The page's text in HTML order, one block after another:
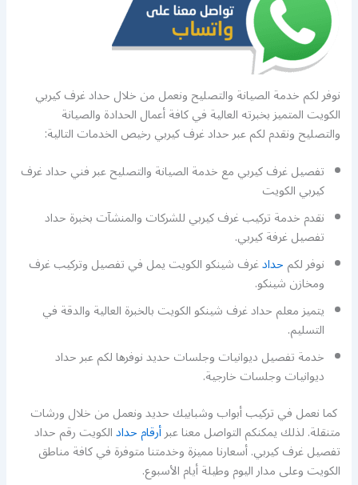
نوفر لكم خدمة الصيانة والتصليح ونعمل من خلال حداد غرف كيربي
الكويت المتميز بخبرته العالية في كافة أعمال الحدادة والصيانة
والتصليح ونقدم لكم عبر حداد غرف كيربي رخيص الخدمات التالية:
تفصيل غرف كيربي مع خدمة الصيانة والتصليح عبر فني حداد غرف
كيربي الكويت
نقدم خدمة تركيب غرف كيربي للشركات والمنشآت بخبرة حداد
تفصيل غرفة كيربي.
نوفر لكمحدادغرف شينكو الكويت يمل في تفصيل وتركيب غرف
ومخازن شينكو.
يتميز معلم حداد غرف شينكو الكويت بالخبرة العالية والدقة في
التسليم.
خدمة تفصيل ديوانيات وجلسات حديد نوفرها لكم عبر حداد
ديوانيات وجلسات خارجية.
كما نعمل في تركيب أبواب وشبابيك حديد ونعمل من خلال ورشات
متنقلة. لذلك يمكنكم التواصل معنا عبرأرقام حدادالكويت رقم حداد
تفصيل غرف كيربي. أسعارنا مميزة وخدمتنا متوفرة في كافة مناطق
الكويت وعلى مدار اليوم وطيلة أيام الأسبوع.